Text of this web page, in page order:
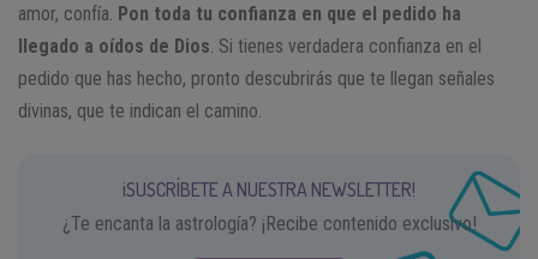
amor, confía. Pon toda tu confianza en que el pedido ha
llegado a oídos de Dios . Si tienes verdadera confianza en el
pedido que has hecho, pronto descubrirás que te llegan señales
divinas, que te indican el camino.
¡SUSCRÍBETE A NUESTRA NEWSLETTER!
¿Te encanta la astrología? ¡Recibe contenido exclusivo!